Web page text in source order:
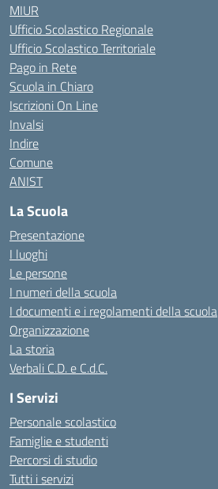
MIUR
Ufficio Scolastico Regionale
Ufficio Scolastico Territoriale
Pago in Rete
Scuola in Chiaro
Iscrizioni On Line
Invalsi
Indire
Comune
ANIST
La Scuola
Presentazione
I luoghi
Le persone
I numeri della scuola
I documenti e i regolamenti della scuola
Organizzazione
La storia
Verbali C.D. e C.d.C.
I Servizi
Personale scolastico
Famiglie e studenti
Percorsi di studio
Tutti i servizi